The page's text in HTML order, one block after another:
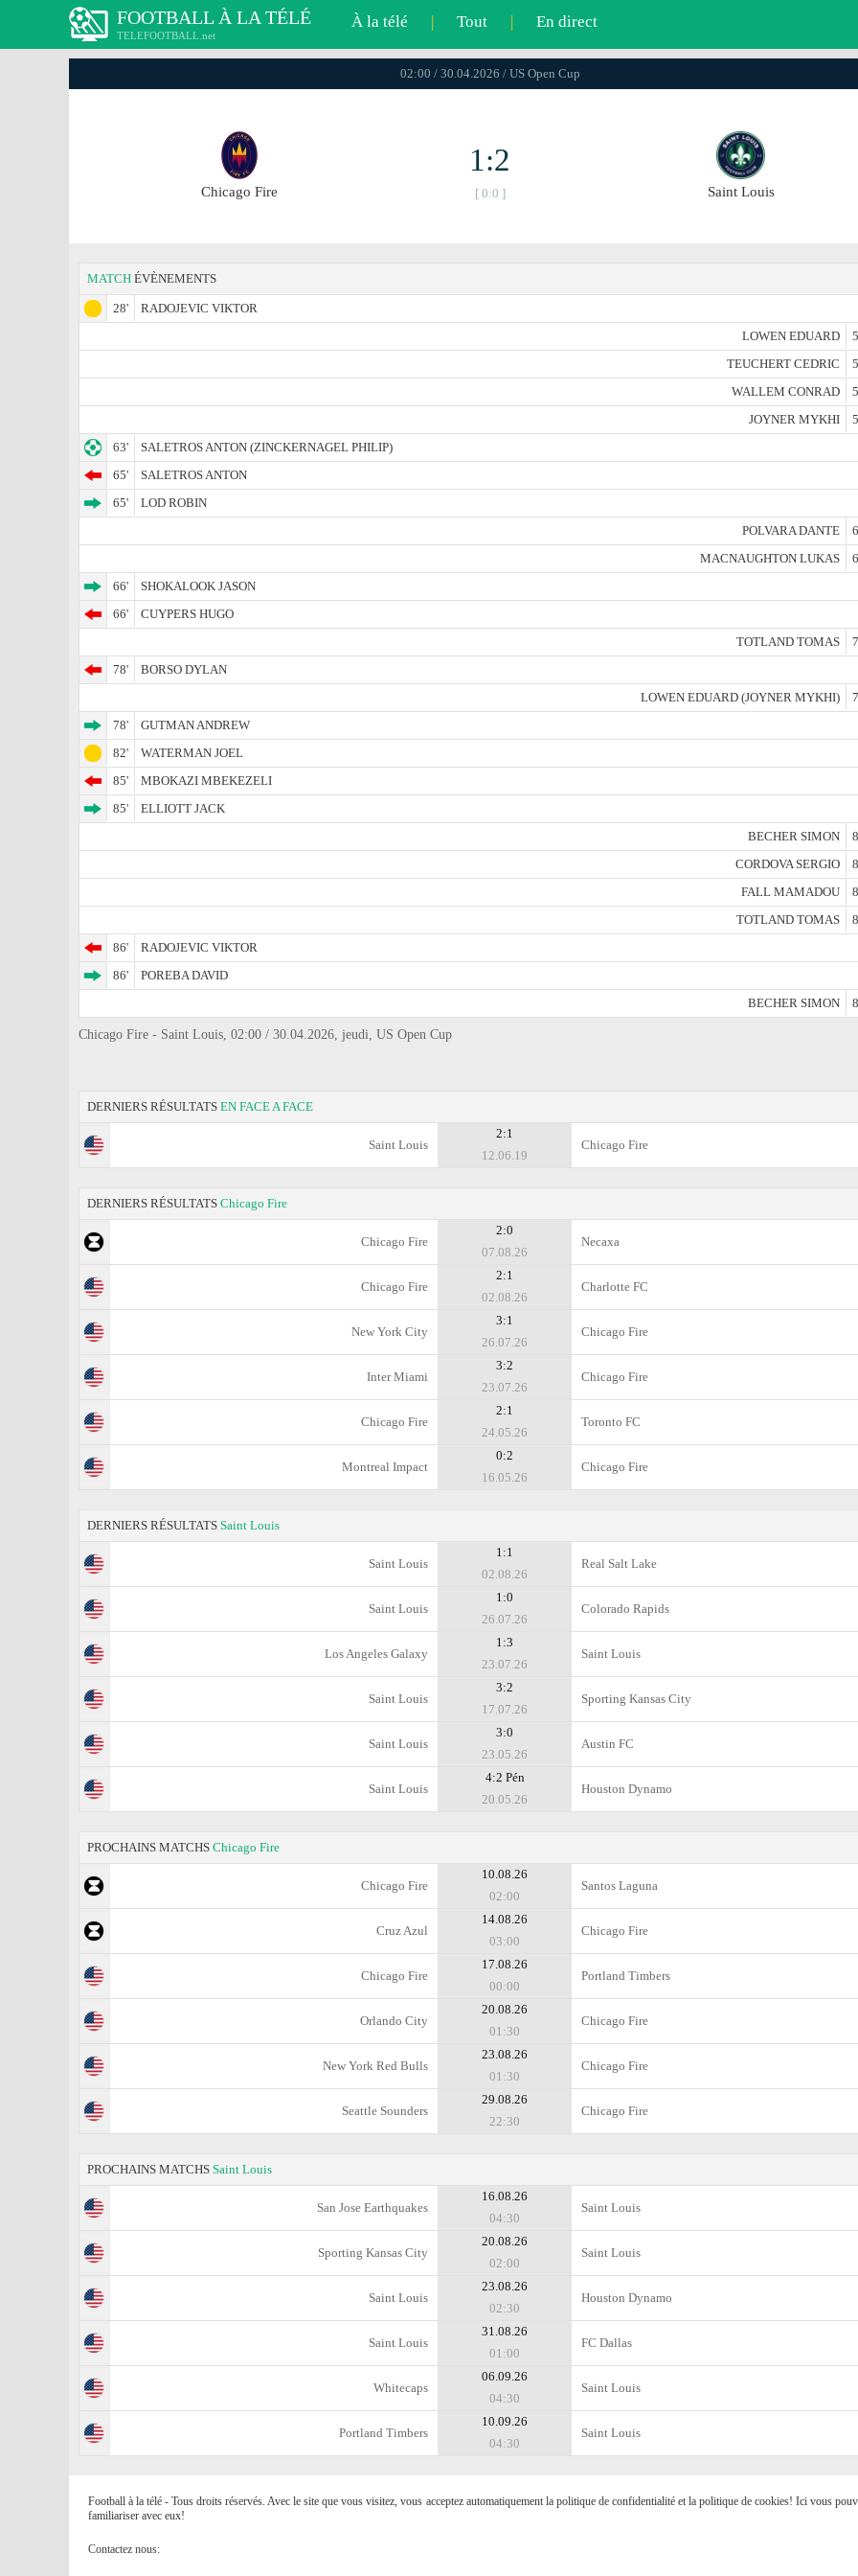
FOOTBALL À LA TÉLÉ
TELEFOOTBALL.net
À la télé | Tout | En direct
02:00 / 30.04.2026 / US Open Cup
Chicago Fire
1:2
[ 0:0 ] Saint Louis
MATCH ÉVÈNEMENTS
28'
RADOJEVIC VIKTOR
LOWEN EDUARD
TEUCHERT CEDRIC
WALLEM CONRAD
JOYNER MYKHI
63'
SALETROS ANTON (ZINCKERNAGEL PHILIP)
65'
SALETROS ANTON
65'
LOD ROBIN
POLVARA DANTE
MACNAUGHTON LUKAS
66'
SHOKALOOK JASON
66'
CUYPERS HUGO
TOTLAND TOMAS
78'
BORSO DYLAN
LOWEN EDUARD (JOYNER MYKHI)
78'
GUTMAN ANDREW
82'
WATERMAN JOEL
85'
MBOKAZI MBEKEZELI
85'
ELLIOTT JACK
BECHER SIMON
CORDOVA SERGIO
FALL MAMADOU
TOTLAND TOMAS
86'
RADOJEVIC VIKTOR
86'
POREBA DAVID
BECHER SIMON
Chicago Fire - Saint Louis, 02:00 / 30.04.2026, jeudi, US Open Cup
DERNIERS RÉSULTATS EN FACE A FACE
Saint Louis
2:1
12.06.19
Chicago Fire
DERNIERS RÉSULTATS Chicago Fire
Chicago Fire
2:0
07.08.26
Necaxa
Chicago Fire
2:1
02.08.26
Charlotte FC
New York City
3:1
26.07.26
Chicago Fire
Inter Miami
3:2
23.07.26
Chicago Fire
Chicago Fire
2:1
24.05.26
Toronto FC
Montreal Impact
0:2
16.05.26
Chicago Fire
DERNIERS RÉSULTATS Saint Louis
Saint Louis
1:1
02.08.26
Real Salt Lake
Saint Louis
1:0
26.07.26
Colorado Rapids
Los Angeles Galaxy
1:3
23.07.26
Saint Louis
Saint Louis
3:2
17.07.26
Sporting Kansas City
Saint Louis
3:0
23.05.26
Austin FC
Saint Louis
4:2 Pén
20.05.26
Houston Dynamo
PROCHAINS MATCHS Chicago Fire
Chicago Fire
10.08.26
02:00
Santos Laguna
Cruz Azul
14.08.26
03:00
Chicago Fire
Chicago Fire
17.08.26
00:00
Portland Timbers
Orlando City
20.08.26
01:30
Chicago Fire
New York Red Bulls
23.08.26
01:30
Chicago Fire
Seattle Sounders
29.08.26
22:30
Chicago Fire
PROCHAINS MATCHS Saint Louis
San Jose Earthquakes
16.08.26
04:30
Saint Louis
Sporting Kansas City
20.08.26
02:00
Saint Louis
Saint Louis
23.08.26
02:30
Houston Dynamo
Saint Louis
31.08.26
01:00
FC Dallas
Whitecaps
06.09.26
04:30
Saint Louis
Portland Timbers
10.09.26
04:30
Saint Louis
Football à la télé - Tous droits réservés. Avec le site que vous visitez, vous acceptez automatiquement la politique de confidentialité et la politique de cookies! Ici vous
familiariser avec eux!
Contactez nous: